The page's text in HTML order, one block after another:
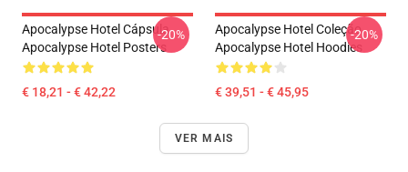
Apocalypse Hotel Cápsula
Apocalypse Hotel Posters
€ 18,21 - € 42,22
-20%
Apocalypse Hotel Coleção
Apocalypse Hotel Hoodies
€ 39,51 - € 45,95
-20%
VER MAIS